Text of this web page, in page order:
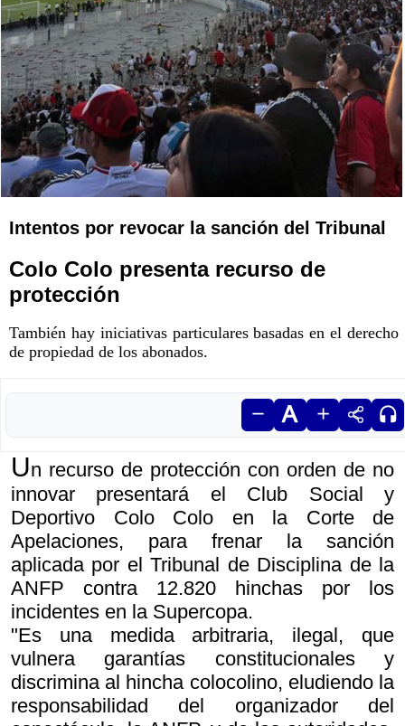
Intentos por revocar la sanción del Tribunal
Colo Colo presenta recurso de
protección
También hay iniciativas particulares basadas en el derecho
de propiedad de los abonados.
Un recurso de protección con orden de no
innovar presentará el Club Social y
Deportivo Colo Colo en la Corte de
Apelaciones, para frenar la sanción
aplicada por el Tribunal de Disciplina de la
ANFP contra 12.820 hinchas por los
incidentes en la Supercopa.
"Es una medida arbitraria, ilegal, que
vulnera garantías constitucionales y
discrimina al hincha colocolino, eludiendo la
responsabilidad del organizador del